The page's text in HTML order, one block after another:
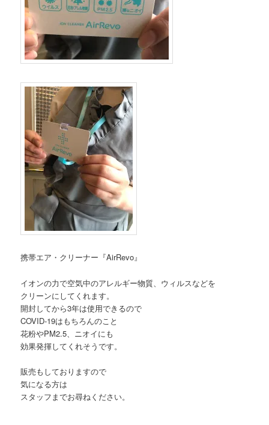
携帯エア・クリーナー『AirRevo』
イオンの力で空気中のアレルギー物質、ウィルスなどを
クリーンにしてくれます。
開封してから3年は使用できるので
COVID-19はもちろんのこと
花粉やPM2.5、ニオイにも
効果発揮してくれそうです。
販売もしておりますので
気になる方は
スタッフまでお尋ねください。